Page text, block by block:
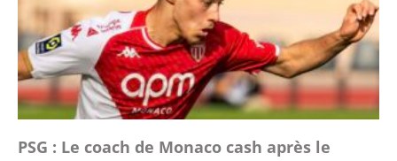
PSG : Le coach de Monaco cash après le